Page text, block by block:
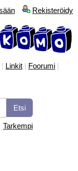
Rekisteröidy
| Linkit | Foorumi |
Tarkempi